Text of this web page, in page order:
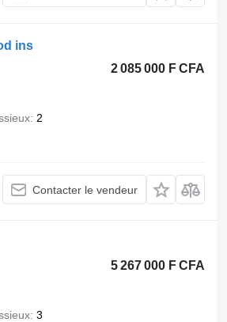
ins
2 085 000 F CFA
2
Contacter le vendeur
5 267 000 F CFA
3